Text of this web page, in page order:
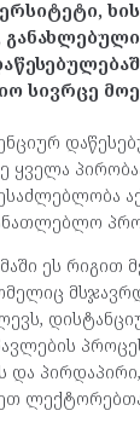
ხის
სივრცე
ყველა
ეს რიგით
და